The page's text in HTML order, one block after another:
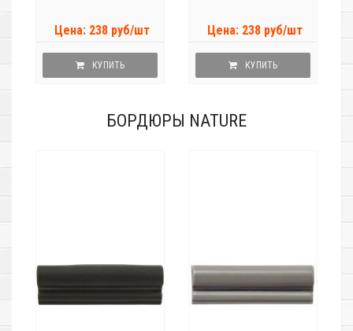
Цена: 238 руб/шт
КУПИТЬ
Цена: 238 руб/шт
КУПИТЬ
БОРДЮРЫ NATURE